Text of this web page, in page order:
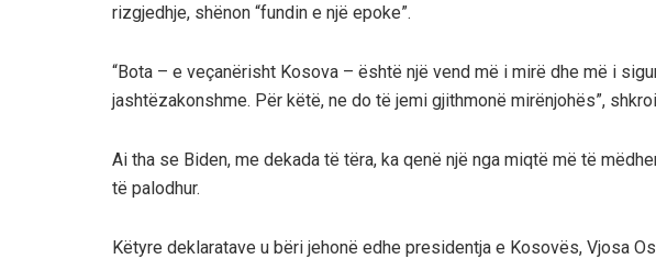
rizgjedhje, shënon “fundin e një epoke”.
“Bota – e veçanërisht Kosova – është një vend më i mirë dhe më i
jashtëzakonshme. Për këtë, ne do të jemi gjithmonë mirënjohës”, shkroi
Ai tha se Biden, me dekada të tëra, ka qenë një nga miqtë më të
të palodhur.
Këtyre deklaratave u bëri jehonë edhe presidentja e Kosovës, Vjosa